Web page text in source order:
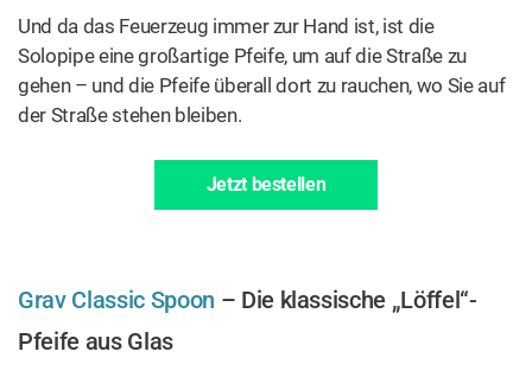
Und da das Feuerzeug immer zur Hand ist, ist die
Solopipe eine großartige Pfeife, um auf die Straße zu
gehen – und die Pfeife überall dort zu rauchen, wo Sie auf
der Straße stehen bleiben.
Jetzt bestellen
Grav Classic Spoon – Die klassische „Löffel“-
Pfeife aus Glas